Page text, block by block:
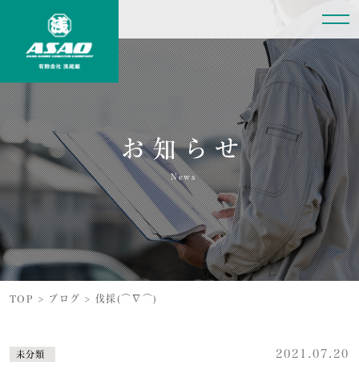
お知らせ
News
TOP > ブログ > 伐採(⌒∇⌒)
未分類 2021.07.20